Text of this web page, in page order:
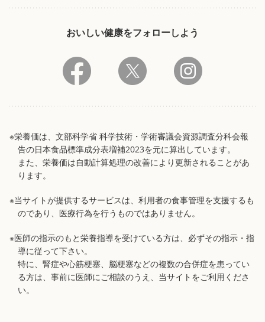
おいしい健康をフォローしよう
※栄養価は、文部科学省 科学技術・学術審議会資源調査分科会報
告の日本食品標準成分表増補2023を元に算出しています。
また、栄養価は自動計算処理の改善により更新されることがあ
ります。
※当サイトが提供するサービスは、利用者の食事管理を支援するも
のであり、医療行為を行うものではありません。
※医師の指示のもと栄養指導を受けている方は、必ずその指示・指
導に従って下さい。
特に、腎症や心筋梗塞、脳梗塞などの複数の合併症を患ってい
る方は、事前に医師にご相談のうえ、当サイトをご利用くださ
い。